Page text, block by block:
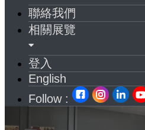
聯絡我們
相關展覽
登入
English
Follow :